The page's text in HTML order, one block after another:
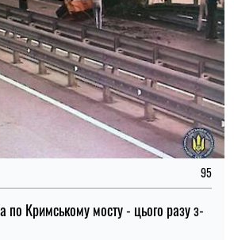
95
по Кримському мосту - цього разу з-